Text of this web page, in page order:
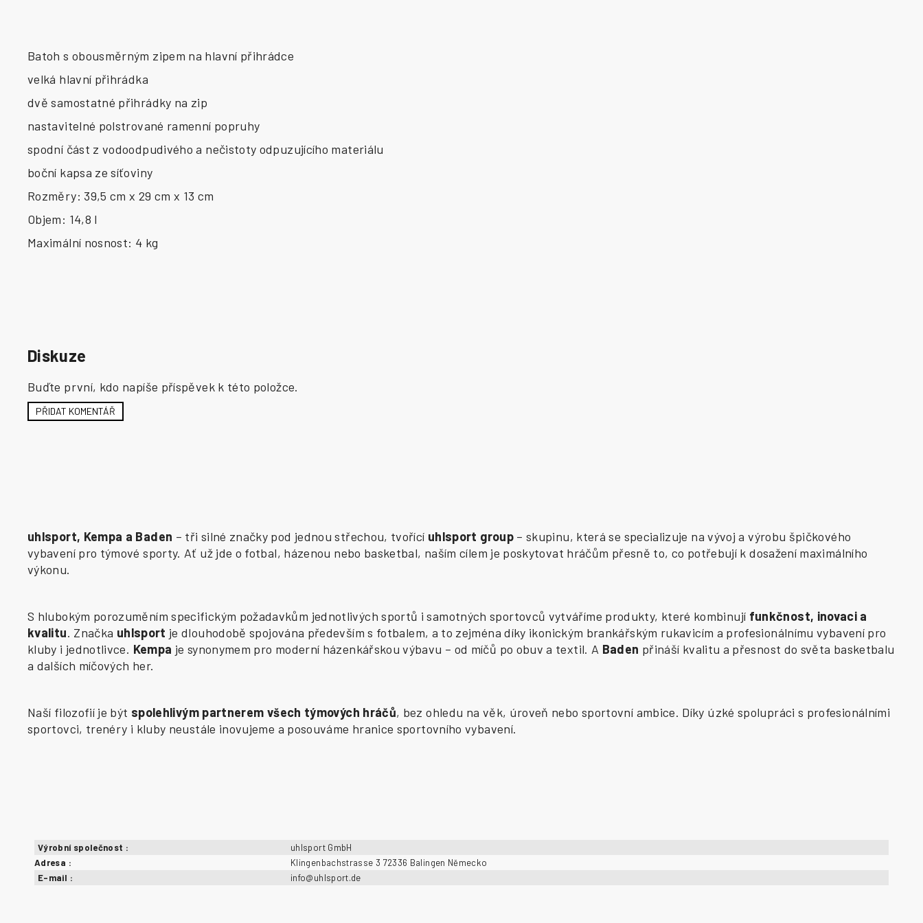
Batoh s obousměrným zipem na hlavní přihrádce
velká hlavní přihrádka
dvě samostatné přihrádky na zip
nastavitelné polstrované ramenní popruhy
spodní část z vodoodpudivého a nečistoty odpuzujícího materiálu
boční kapsa ze síťoviny
Rozměry: 39,5 cm x 29 cm x 13 cm
Objem: 14,8 l
Maximální nosnost: 4 kg
Diskuze
Buďte první, kdo napíše příspěvek k této položce.
PŘIDAT KOMENTÁŘ
uhlsport, Kempa a Baden – tři silné značky pod jednou střechou, tvořící uhlsport group– skupinu, která se specializuje na vývoj a výrobu špičkového
vybavení pro týmové sporty. Ať už jde o fotbal, házenou nebo basketbal, naším cílem je poskytovat hráčům přesně to, co potřebují k dosažení maximálního
výkonu.
S hlubokým porozuměním specifickým požadavkům jednotlivých sportů i samotných sportovců vytváříme produkty, které kombinují funkčnost, inovaci a
kvalitu. Značka uhlsport je dlouhodobě spojována především s fotbalem, a to zejména díky ikonickým brankářským rukavicím a profesionálnímu vybavení pro
kluby i jednotlivce. Kempa je synonymem pro moderní házenkářskou výbavu – od míčů po obuv a textil. A Baden přináší kvalitu a přesnost do světa basketbalu
a dalších míčových her.
Naší filozofií je být spolehlivým partnerem všech týmových hráčů, bez ohledu na věk, úroveň nebo sportovní ambice. Díky úzké spolupráci s profesionálními
sportovci, trenéry i kluby neustále inovujeme a posouváme hranice sportovního vybavení.
Výrobní společnost :
uhlsport GmbH
Adresa :
Klingenbachstrasse 3 72336 Balingen Německo
E-mail : info@uhlsport.de